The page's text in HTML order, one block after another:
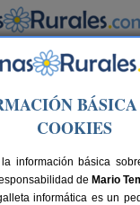
cerca de
BÁSICA
COOKIES
información básica
de Mario
informática es un